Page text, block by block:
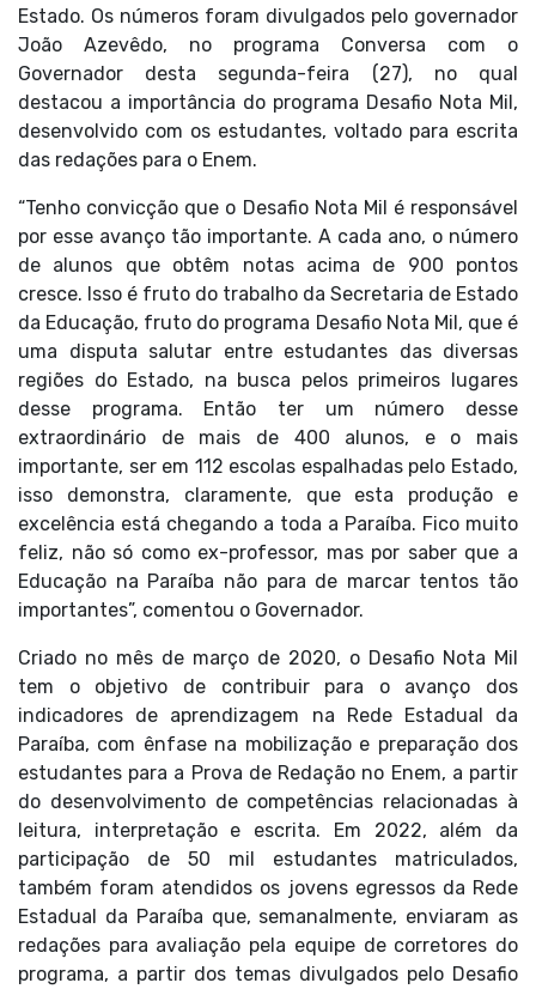
Estado. Os números foram divulgados pelo governador
João Azevêdo, no programa Conversa com o
Governador desta segunda-feira (27), no qual
destacou a importância do programa Desafio Nota Mil,
desenvolvido com os estudantes, voltado para escrita
das redações para o Enem.
“Tenho convicção que o Desafio Nota Mil é responsável
por esse avanço tão importante. A cada ano, o número
de alunos que obtêm notas acima de 900 pontos
cresce. Isso é fruto do trabalho da Secretaria de Estado
da Educação, fruto do programa Desafio Nota Mil, que é
uma disputa salutar entre estudantes das diversas
regiões do Estado, na busca pelos primeiros lugares
desse programa. Então ter um número desse
extraordinário de mais de 400 alunos, e o mais
importante, ser em 112 escolas espalhadas pelo Estado,
isso demonstra, claramente, que esta produção e
excelência está chegando a toda a Paraíba. Fico muito
feliz, não só como ex-professor, mas por saber que a
Educação na Paraíba não para de marcar tentos tão
importantes”, comentou o Governador.
Criado no mês de março de 2020, o Desafio Nota Mil
tem o objetivo de contribuir para o avanço dos
indicadores de aprendizagem na Rede Estadual da
Paraíba, com ênfase na mobilização e preparação dos
estudantes para a Prova de Redação no Enem, a partir
do desenvolvimento de competências relacionadas à
leitura, interpretação e escrita. Em 2022, além da
participação de 50 mil estudantes matriculados,
também foram atendidos os jovens egressos da Rede
Estadual da Paraíba que, semanalmente, enviaram as
redações para avaliação pela equipe de corretores do
programa, a partir dos temas divulgados pelo Desafio